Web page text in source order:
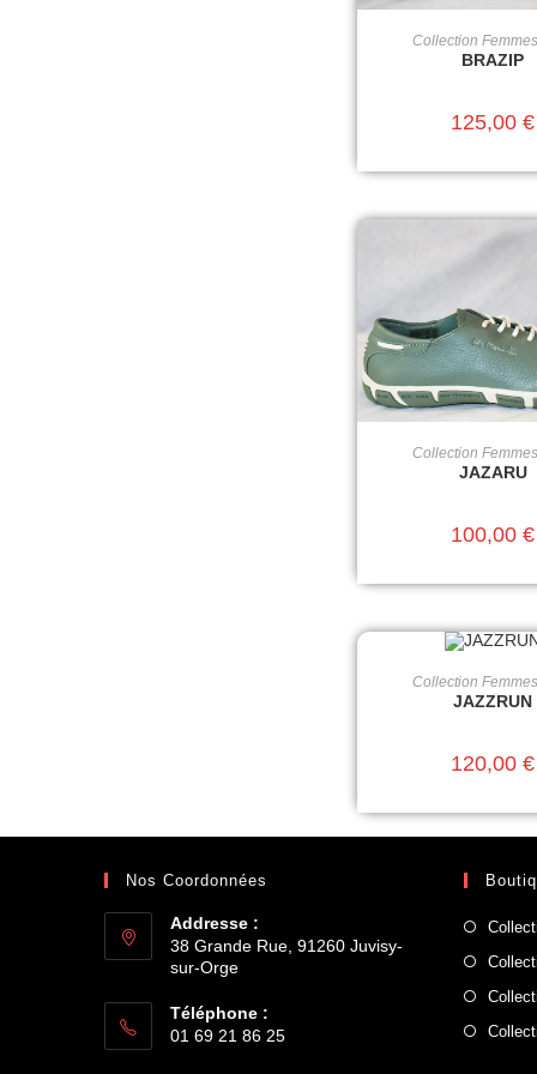
CHOIX DES
Collection Femmes
BRAZIP
125,00 €
CHOIX DES
Collection Femmes
JAZARU
100,00 €
CHOIX DES
Collection Femmes
JAZZRUN
120,00 €
Nos Coordonnées
Addresse :
38 Grande Rue, 91260 Juvisy-
sur-Orge
Téléphone :
01 69 21 86 25